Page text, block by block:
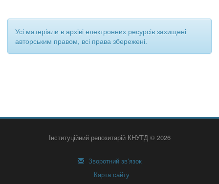
Усі матеріали в архіві електронних ресурсів захищені
авторським правом, всі права збережені.
Інституційний репозитарій КНУТД © 2026
Зворотний зв’язок
Карта сайту